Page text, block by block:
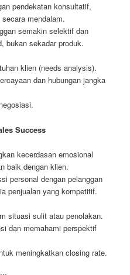
pendekatan konsultatif,
mendalam.
semakin selektif dan
bukan sekadar produk.
klien (needs analysis).
dan hubungan jangka
Success
kecerdasan emosional
baik dengan klien.
personal dengan pelanggan
penjualan yang kompetitif.
situasi sulit atau penolakan.
dan memahami perspektif
meningkatkan closing rate.